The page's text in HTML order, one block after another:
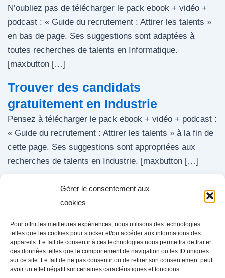
Gérer le consentement aux
cookies
Pour offrir les meilleures expériences, nous utilisons des technologies
telles que les cookies pour stocker et/ou accéder aux informations des
appareils. Le fait de consentir à ces technologies nous permettra de traiter
des données telles que le comportement de navigation ou les ID uniques
sur ce site. Le fait de ne pas consentir ou de retirer son consentement peut
avoir un effet négatif sur certaines caractéristiques et fonctions.
N’oubliez pas de télécharger le pack ebook + vidéo +
podcast : « Guide du recrutement : Attirer les talents »
en bas de page. Ses suggestions sont adaptées à
toutes recherches de talents en Informatique.
[maxbutton […]
Trouver des candidats
gratuitement en Industrie
Pensez à télécharger le pack ebook + vidéo + podcast :
« Guide du recrutement : Attirer les talents » à la fin de
cette page. Ses suggestions sont appropriées aux
recherches de talents en Industrie. [maxbutton […]
Rédiger une annonce de
recrutement attractive en Industrie
podcast : « Guide du recrutement : Attirer les talents »
à la fin de cette page. Ses suggestions sont adaptées à
toutes recherches de profils en Industrie. [maxbutton
[…]